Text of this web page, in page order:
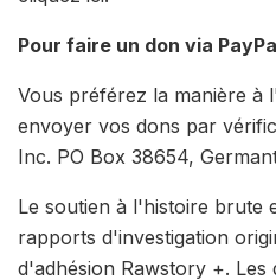
Pour faire un don via
Vous préférez la manière à
envoyer vos dons par
Inc. PO Box 38654,
Le soutien à l'histoire brute
rapports d'investigation
d'adhésion Rawstory +. Les